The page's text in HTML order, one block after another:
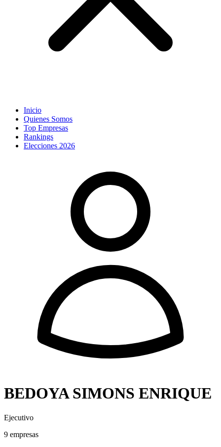
Inicio
Quienes Somos
Top Empresas
Rankings
Elecciones 2026
BEDOYA SIMONS ENRIQUE
Ejecutivo
9 empresas